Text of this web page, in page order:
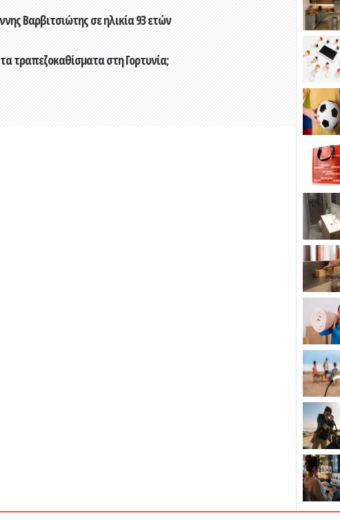
Βαρβιτσιώτης σε ηλικία 93 ετών
τα τραπεζοκαθίσματα στη Γορτυνία;